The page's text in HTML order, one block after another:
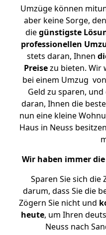
Umzüge können
aber keine Sorge,
diegünstigste
professionellen
stets daran, Ihnen
Preisezu bieten. Wir
bei einem Umzug
Geld zu sparen,
daran, Ihnen die
nun eine kleine
Haus in Neuss
Wir haben immer
Sparen Sie sich
darum, dass Sie die
Zögern Sie nicht und
heute, um Ihren
Neuss nach